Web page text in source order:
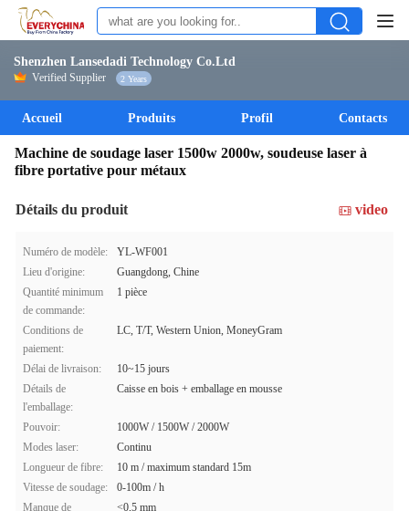
Shenzhen Lansedadi Technology Co.Ltd
Verified Supplier 2 Years
Accueil Produits Profil Contacts
Machine de soudage laser 1500w 2000w, soudeuse laser à
fibre portative pour métaux
Détails du produit video
Numéro de modèle:
YL-WF001
Lieu d'origine:
Guangdong, Chine
Quantité minimum
de commande:
1 pièce
Conditions de
paiement:
LC, T/T, Western Union, MoneyGram
Délai de livraison:
10~15 jours
Détails de
l'emballage:
Caisse en bois + emballage en mousse
Pouvoir:
1000W / 1500W / 2000W
Modes laser:
Continu
Longueur de fibre:
10 m / maximum standard 15m
Vitesse de soudage:
0-100m / h
Manque de
<0,5 mm